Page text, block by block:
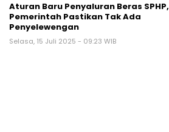
Aturan Baru Penyaluran Beras SPHP,
Pemerintah Pastikan Tak Ada
Penyelewengan
Selasa, 15 Juli 2025 - 09:23 WIB